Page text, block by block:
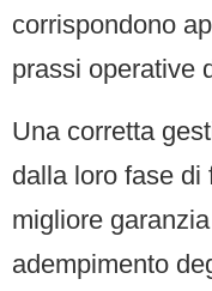
corrispondono
prassi operative
Una corretta
dalla loro fase di
migliore
adempimento